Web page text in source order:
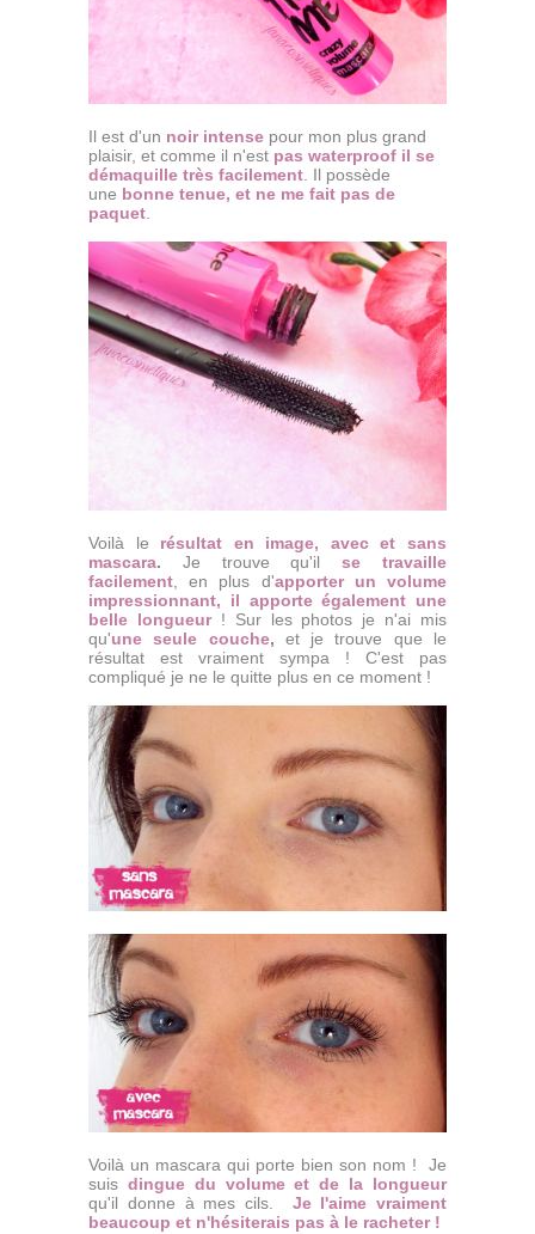
Il est d'un noir intense pour mon plus grand
plaisir, et comme il n'est pas waterproof il se
démaquille très facilement . Il possède
une bonne tenue, et ne me fait pas de
paquet
Voilà le
résultat en image, avec et sans
mascara. Je trouve qu'ilse travaille
facilement , en plus d'apporter un volume
impressionnant, il apporte également une
belle longueur! Sur les photos je n'ai mis
qu'une seule couche, et je trouve que le
résultat est vraiment sympa ! C'est pas
compliqué je ne le quitte plus en ce moment !
Voilà un mascara qui porte bien son nom ! Je
suis dingue du volume et de la longueur
qu'il donne à mes cils.
Je l'aime vraiment
beaucoup et n'hésiterais pas à le racheter !